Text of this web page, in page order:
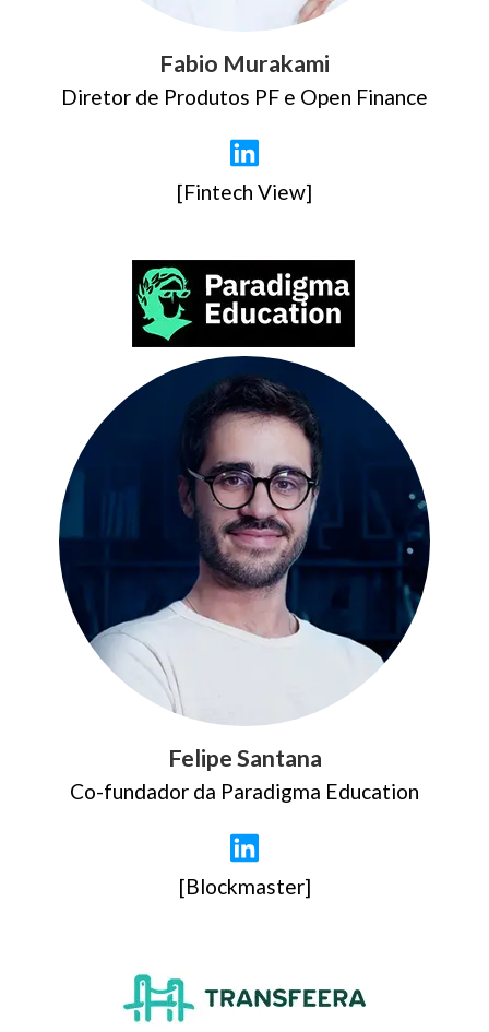
Fabio Murakami
Diretor de Produtos PF e Open Finance
[Fintech View]
Felipe Santana
Co-fundador da Paradigma Education
[Blockmaster]